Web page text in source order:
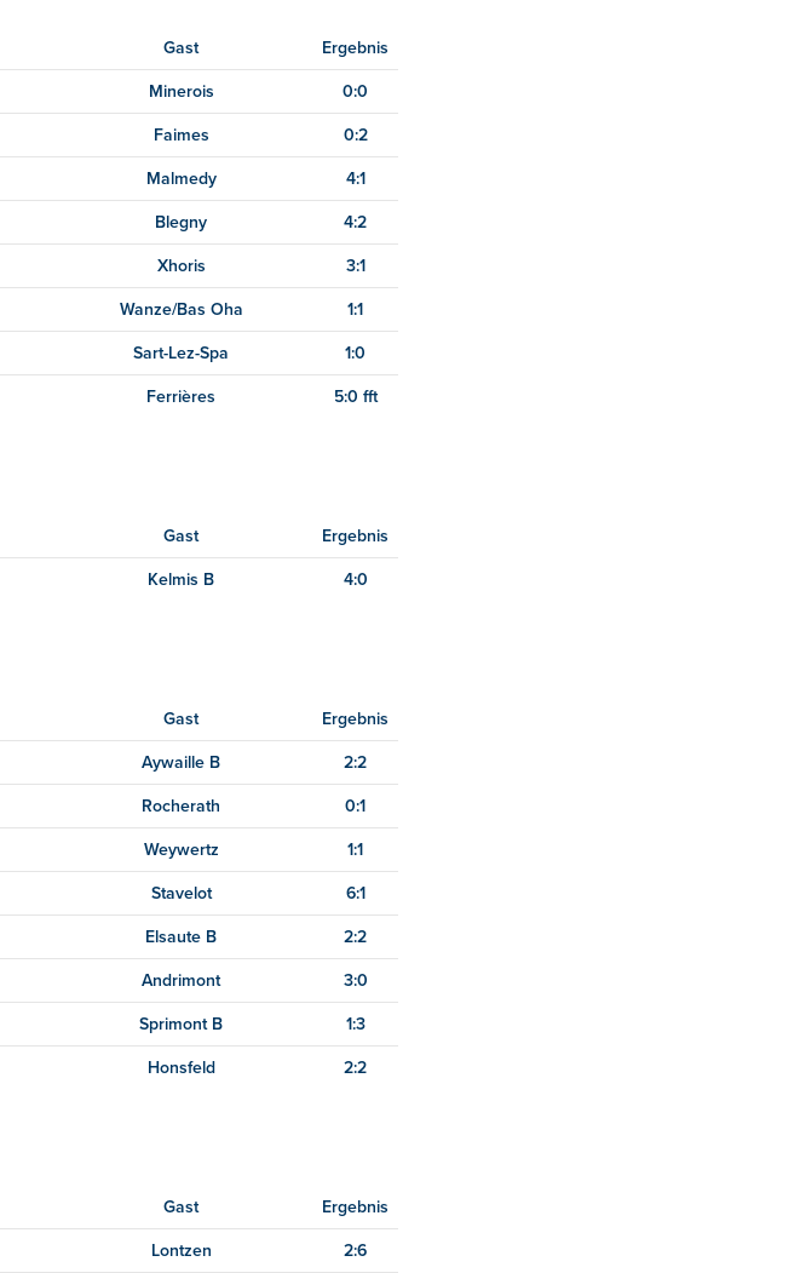
Gast Ergebnis
Minerois 0:0
Faimes 0:2
Malmedy 4:1
Blegny 4:2
Xhoris 3:1
Wanze/Bas Oha 1:1
Sart-Lez-Spa 1:0
Ferrières 5:0 fft
Gast Ergebnis
Kelmis B 4:0
Gast Ergebnis
Aywaille B 2:2
Rocherath 0:1
Weywertz 1:1
Stavelot 6:1
Elsaute B 2:2
Andrimont 3:0
Sprimont B 1:3
Honsfeld 2:2
Gast Ergebnis
Lontzen 2:6